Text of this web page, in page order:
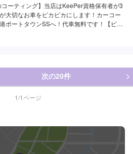
コーティング】当店はKeePer資格保有者が3
大切なお車をピカピカにします！カーコー
ポートタウンSSへ！代車無料です！【ピュ
円L:33,900円LL:38,400円XL:42,900円
2時間※洗車時間込※既にクリスタルキーパー
があるので3,000円off！【ダイヤモンド
円M:60,400円L:64,400円LL:70,900円
KeePer】[価格]SS:72,200円S:79,900円
円XL:131,400円[持続期間]3年間[施工時間]
次の20件
1/1ページ